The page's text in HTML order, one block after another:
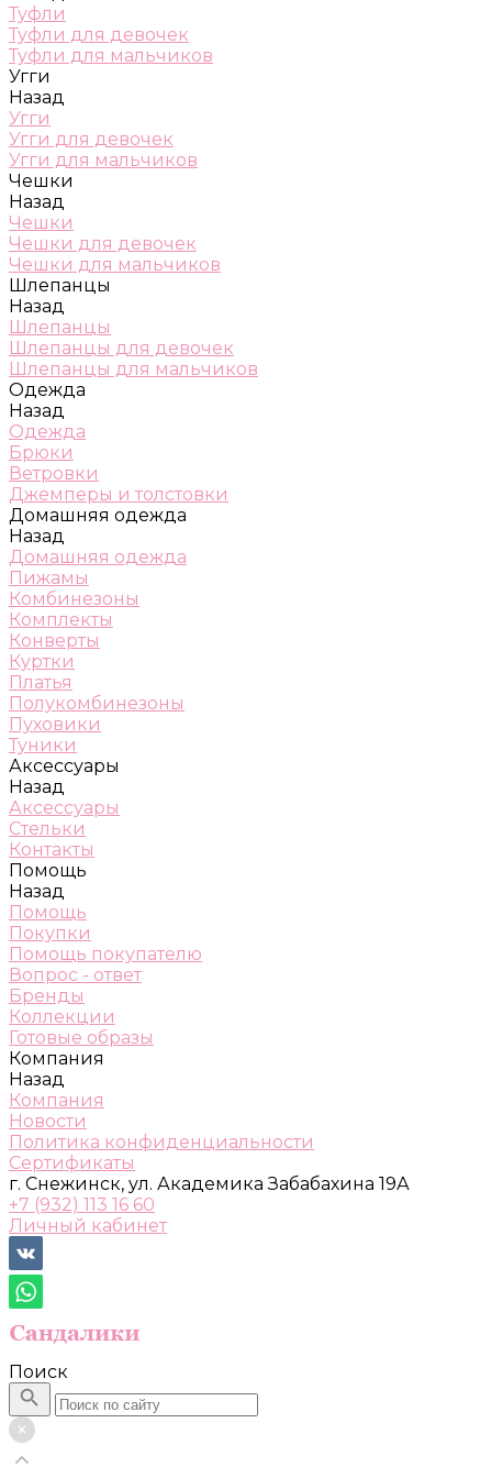
Туфли
Туфли для девочек
Туфли для мальчиков
Угги
Назад
Угги
Угги для девочек
Угги для мальчиков
Чешки
Назад
Чешки
Чешки для девочек
Чешки для мальчиков
Шлепанцы
Назад
Шлепанцы
Шлепанцы для девочек
Шлепанцы для мальчиков
Одежда
Назад
Одежда
Брюки
Ветровки
Джемперы и толстовки
Домашняя одежда
Назад
Домашняя одежда
Пижамы
Комбинезоны
Комплекты
Конверты
Куртки
Платья
Полукомбинезоны
Пуховики
Туники
Аксессуары
Назад
Аксессуары
Стельки
Контакты
Помощь
Назад
Помощь
Покупки
Помощь покупателю
Вопрос - ответ
Бренды
Коллекции
Готовые образы
Компания
Назад
Компания
Новости
Политика конфиденциальности
Сертификаты
г. Снежинск, ул. Академика Забабахина 19А
+7 (932) 113 16 60
Личный кабинет
Поиск